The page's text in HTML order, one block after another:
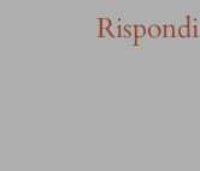
Rispondi